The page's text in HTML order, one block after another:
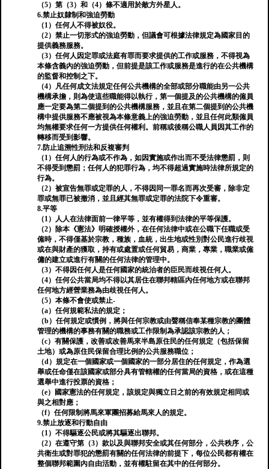
（5）第（3）和（4）條不適用於敵方外星人。
6.禁止奴隸制和強迫勞動
（1）任何人不得被奴役。
（2）禁止一切形式的強迫勞動，但議會可根據法律規定為國家目的
提供義務服務。
（3）任何人因定罪或法庭有罪而要求提供的工作或服務，不得視為
本條含義內的強迫勞動，但前提是該工作或服務是進行的在公共機構
的監督和控制之下。
（4）凡任何成文法規定任何公共機構的全部或部分職能由另一公共
機構承擔，則為使這些職能得以執行，第一個提及的公共機構的僱員
應一定要為第二個提到的公共機構服務，並且在第二個提到的公共機
構中提供服務不應被視為本條意義上的強迫勞動，並且任何此類僱員
均無權要求任何一方提供任何權利。前稱或後稱公職人員因其工作的
轉移而受到影響。
7.防止追溯性刑法和反複審判
（1）任何人的行為或不作為，如因實施或作出而不受法律懲罰，則
不得受到懲罰；任何人的犯罪行為，均不得超過實施時法律所規定的
行為。
（2）被宣告無罪或定罪的人，不得因同一罪名而再次受審，除非定
罪或無罪已被撤消，並且經其無罪或定罪的法院下令重審。
8.平等
（1）人人在法律面前一律平等，並有權得到法律的平等保護。
（2）除本《憲法》明確授權外，在任何法律中或在公職下任職或受
僱時，不得僅基於宗教，種族，血統，出生地或性別對公民進行歧視
或在與財產的獲取，持有或處置或任何貿易，商業，專業，職業或僱
傭的建立或進行有關的任何法律的管理中。
（3）不得因任何人是任何國家的統治者的臣民而歧視任何人。
（4）任何公共當局均不得以其居住在聯邦轄區內任何地方或在聯邦
任何地方經營業務為由歧視任何人。
（5）本條不會使或禁止-
（a）任何規範私法的規定；
（b）任何規定或慣例，將與任何宗教或由聲稱信奉某種宗教的團體
管理的機構的事務有關的職務或工作限制為承認該宗教的人；
（c）有關保護，改善或改善馬來半島原住民的任何規定（包括保留
土地）或為原住民保留合理比例的公共服務職位；
（d）規定在一個國家或一個國家的一部分居住的任何規定，作為選
舉或任命僅在該國家或部分具有管轄權的任何當局的資格，或在這種
選舉中進行投票的資格；
（e）國家憲法的任何規定，該規定與獨立日之前的有效規定相同或
與之相對應；
（f）任何限制將馬來軍團招募給馬來人的規定。
9.禁止放逐和行動自由
（1）不得驅逐公民或將其驅逐出聯邦。
（2）在遵守第（3）款以及與聯邦安全或其任何部分，公共秩序，公
共衛生或對罪犯的懲罰有關的任何法律的前提下，每位公民都有權在
整個聯邦範圍內自由活動，並有權駐留在其中的任何部分。